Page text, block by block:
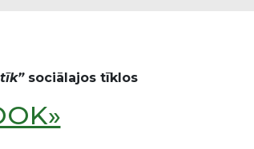
sociālajos tīklos